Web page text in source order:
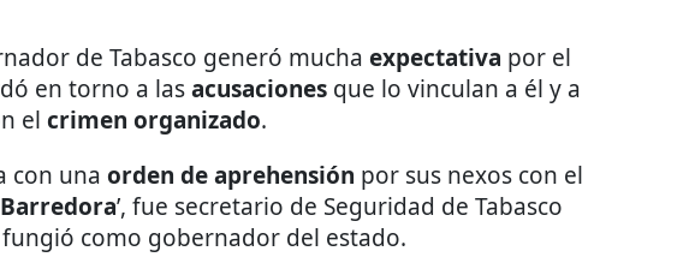
de Tabasco generó mucha expectativa por el
en torno a lasacusaciones que lo vinculan a él y a
el crimen organizado.
con una orden de aprehensión por sus nexos con el
’, fue secretario de Seguridad de Tabasco
como gobernador del estado.